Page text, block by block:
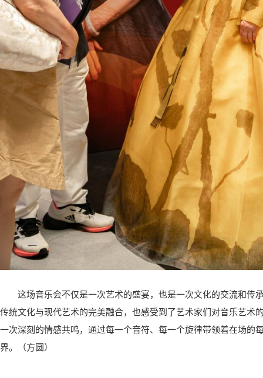
这场音乐会不仅是一次艺术的盛宴，也是一次文化的交流和传
传统文化与现代艺术的完美融合，也感受到了艺术家们对音乐艺术
一次深刻的情感共鸣，通过每一个音符、每一个旋律带领着在场的
界。
（方圆）